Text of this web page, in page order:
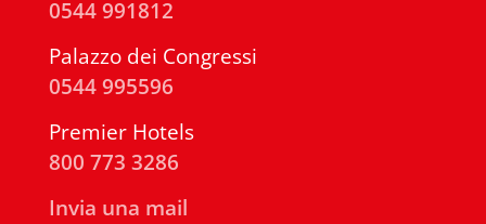
0544 991812
Palazzo dei Congressi
0544 995596
Premier Hotels
800 773 3286
Invia una mail